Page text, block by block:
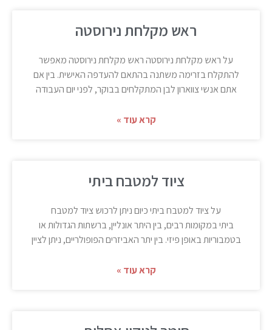
ראש מקלחת נירוסטה
על ראש מקלחת נירוסטה ראש מקלחת נירוסטה מאפשר
להתקלח בזרימה משתנה בהתאם להעדפה האישית. בין אם
אתם אנשי צווארון לבן המתקלחים בבוקר, לפני יום העבודה
קרא עוד »
ציוד למטבח ביתי
על ציוד למטבח ביתי כיום ניתן לרכוש ציוד למטבח
ביתי במקומות רבים, בין היתר אונליין, ברשתות הגדולות או
בטמבוריות באופן פיזי. בין יתר האביזרים הפופולריים, ניתן לציין
קרא עוד »